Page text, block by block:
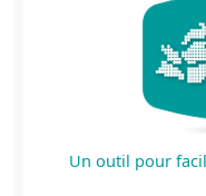
Un outil pour